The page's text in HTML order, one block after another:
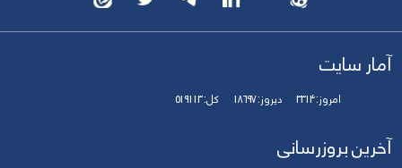
آمار سایت
امروز:3314 دیروز:18697 کل:519113
آخرین بروزرسانی